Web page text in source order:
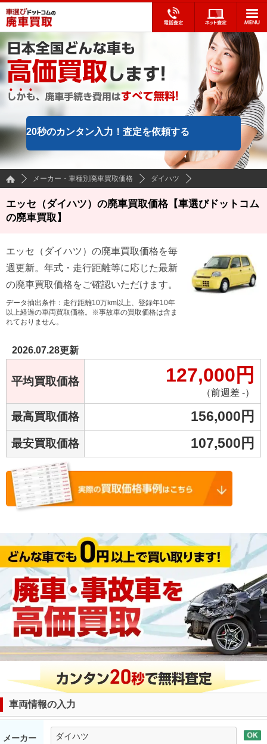
20秒のカンタン入力！ 査定を依頼する
メーカー・車種別廃車買取価格 ダイハツ
エッセ（ダイハツ）の廃車買取価格【車選びドットコム
の廃車買取】
エッセ （ ダイハツ）の廃車買取価格を毎
週更新。年式・走行距離等に応じた最新
の廃車買取価格をご確認いただけます。
データ抽出条件：走行距離10万km以上、登録年10年
以上経過の車両買取価格。※事故車の買取価格は含ま
れておりません。
2026.07.28更新
平均買取価格 127,000 円
（前週差 -）
最高買取価格 156,000 円
最安買取価格 107,500 円
車両情報の入力
メーカー